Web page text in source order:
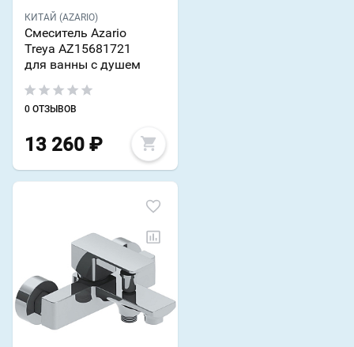
КИТАЙ (AZARIO)
Смеситель Azario
Treya AZ15681721
для ванны с душем
0 ОТЗЫВОВ
13 260 ₽